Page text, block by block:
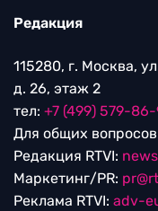
Редакция
115280, г. Москва,
д. 26, этаж 2
тел: +7 (499) 579-
Для общих
Редакция RTVI:
Маркетинг/PR:
Реклама RTVI: adv-